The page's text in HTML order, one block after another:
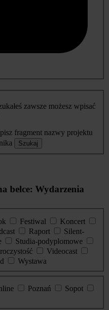
zawsze możesz wpisać
fragment nazwy projektu
Szukaj
belce: Wydarzenia
Festiwal
Koncert
Raport
Silent-
Studia-podyplomowe
Videocast
Wystawa
Poznań
Sopot